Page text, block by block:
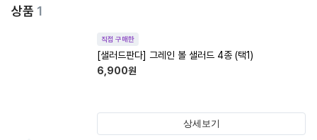
상품 1
직접 구매한
[샐러드판다] 그레인 볼 샐러드 4종 (택1)
6,900원
상세보기